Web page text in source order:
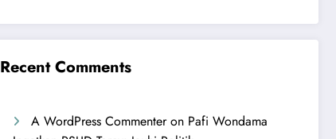
Recent Comments
A WordPress Commenteron Pafi Wondama